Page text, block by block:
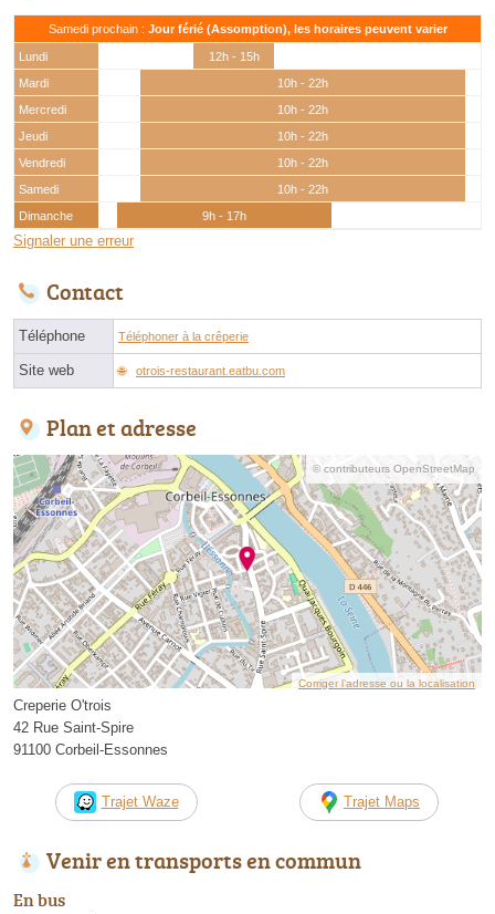
Samedi prochain : Jour férié (Assomption), les horaires peuvent varier
Lundi
12h - 15h
Mardi
10h - 22h
Mercredi
10h - 22h
Jeudi
10h - 22h
Vendredi
10h - 22h
Samedi
10h - 22h
Dimanche
9h - 17h
Signaler une erreur
Contact
Téléphone Téléphoner à la crêperie
Site web otrois-restaurant.eatbu.com
Plan et adresse
© contributeurs OpenStreetMap
Corriger l’adresse ou la localisation
Creperie O'trois
42 Rue Saint-Spire
91100 Corbeil-Essonnes
Trajet Waze Trajet Maps
Venir en transports en commun
En bus